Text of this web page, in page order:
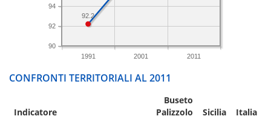
1991 2001 2011
90
92
94
92.2
CONFRONTI TERRITORIALI AL 2011
Indicatore
Buseto
Palizzolo
Sicilia Italia